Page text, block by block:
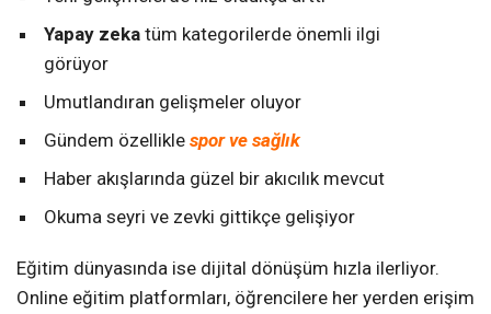
Yapay zeka tüm kategorilerde önemli ilgi
görüyor
Umutlandıran gelişmeler oluyor
Gündem özellikle spor ve sağlık
Haber akışlarında güzel bir akıcılık mevcut
Okuma seyri ve zevki gittikçe gelişiyor
Eğitim dünyasında ise dijital dönüşüm hızla ilerliyor.
Online eğitim platformları, öğrencilere her yerden erişim